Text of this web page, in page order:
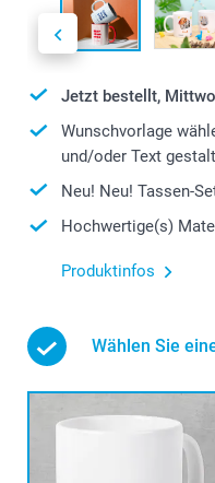
Jetzt bestellt,
Wunschvorlage
und/oder Text
Neu! Neu! Tassen-
Hochwertige(s)
Produktinfos
Wählen Sie